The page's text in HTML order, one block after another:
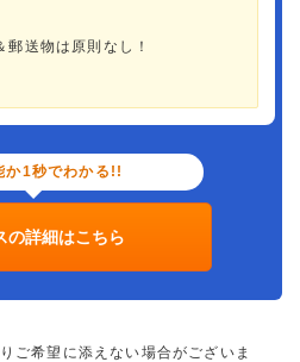
送物は原則なし！
か1秒でわかる!!
の詳細はこちら
ご希望に添えない場合がございま